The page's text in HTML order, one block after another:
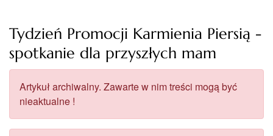
Tydzień Promocji Karmienia Piersią -
spotkanie dla przyszłych mam
Artykuł archiwalny. Zawarte w nim treści mogą być
nieaktualne !